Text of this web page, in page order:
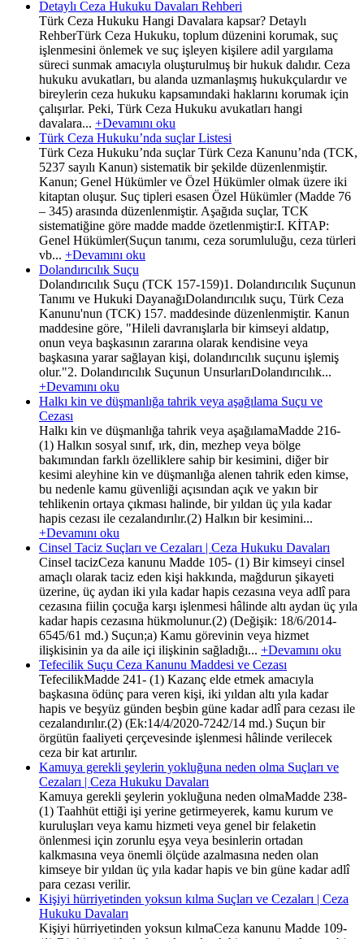
Detaylı Ceza Hukuku Davaları Rehberi
Türk Ceza Hukuku Hangi Davalara kapsar? Detaylı
RehberTürk Ceza Hukuku, toplum düzenini korumak, suç
işlenmesini önlemek ve suç işleyen kişilere adil yargılama
süreci sunmak amacıyla oluşturulmuş bir hukuk dalıdır. Ceza
hukuku avukatları, bu alanda uzmanlaşmış hukukçulardır ve
bireylerin ceza hukuku kapsamındaki haklarını korumak için
çalışırlar. Peki, Türk Ceza Hukuku avukatları hangi
davalara... +Devamını oku
Türk Ceza Hukuku’nda suçlar Listesi
Türk Ceza Hukuku’nda suçlar Türk Ceza Kanunu’nda (TCK,
5237 sayılı Kanun) sistematik bir şekilde düzenlenmiştir.
Kanun; Genel Hükümler ve Özel Hükümler olmak üzere iki
kitaptan oluşur. Suç tipleri esasen Özel Hükümler (Madde 76
– 345) arasında düzenlenmiştir. Aşağıda suçlar, TCK
sistematiğine göre madde madde özetlenmiştir:I. KİTAP:
Genel Hükümler(Suçun tanımı, ceza sorumluluğu, ceza türleri
vb... +Devamını oku
Dolandırıcılık Suçu
Dolandırıcılık Suçu (TCK 157-159)1. Dolandırıcılık Suçunun
Tanımı ve Hukuki DayanağıDolandırıcılık suçu, Türk Ceza
Kanunu'nun (TCK) 157. maddesinde düzenlenmiştir. Kanun
maddesine göre, "Hileli davranışlarla bir kimseyi aldatıp,
onun veya başkasının zararına olarak kendisine veya
başkasına yarar sağlayan kişi, dolandırıcılık suçunu işlemiş
olur."2. Dolandırıcılık Suçunun UnsurlarıDolandırıcılık...
+Devamını oku
Halkı kin ve düşmanlığa tahrik veya aşağılama Suçu ve
Cezası
Halkı kin ve düşmanlığa tahrik veya aşağılamaMadde 216-
(1) Halkın sosyal sınıf, ırk, din, mezhep veya bölge
bakımından farklı özelliklere sahip bir kesimini, diğer bir
kesimi aleyhine kin ve düşmanlığa alenen tahrik eden kimse,
bu nedenle kamu güvenliği açısından açık ve yakın bir
tehlikenin ortaya çıkması halinde, bir yıldan üç yıla kadar
hapis cezası ile cezalandırılır.(2) Halkın bir kesimini...
+Devamını oku
Cinsel Taciz Suçları ve Cezaları | Ceza Hukuku Davaları
Cinsel tacizCeza kanunu Madde 105- (1) Bir kimseyi cinsel
amaçlı olarak taciz eden kişi hakkında, mağdurun şikayeti
üzerine, üç aydan iki yıla kadar hapis cezasına veya adlî para
cezasına fiilin çocuğa karşı işlenmesi hâlinde altı aydan üç yıla
kadar hapis cezasına hükmolunur.(2) (Değişik: 18/6/2014-
6545/61 md.) Suçun;a) Kamu görevinin veya hizmet
ilişkisinin ya da aile içi ilişkinin sağladığı... +Devamını oku
Tefecilik Suçu Ceza Kanunu Maddesi ve Cezası
TefecilikMadde 241- (1) Kazanç elde etmek amacıyla
başkasına ödünç para veren kişi, iki yıldan altı yıla kadar
hapis ve beşyüz günden beşbin güne kadar adlî para cezası ile
cezalandırılır.(2) (Ek:14/4/2020-7242/14 md.) Suçun bir
örgütün faaliyeti çerçevesinde işlenmesi hâlinde verilecek
ceza bir kat artırılır.
Kamuya gerekli şeylerin yokluğuna neden olma Suçları ve
Cezaları | Ceza Hukuku Davaları
Kamuya gerekli şeylerin yokluğuna neden olmaMadde 238-
(1) Taahhüt ettiği işi yerine getirmeyerek, kamu kurum ve
kuruluşları veya kamu hizmeti veya genel bir felaketin
önlenmesi için zorunlu eşya veya besinlerin ortadan
kalkmasına veya önemli ölçüde azalmasına neden olan
kimseye bir yıldan üç yıla kadar hapis ve bin güne kadar adlî
para cezası verilir.
Kişiyi hürriyetinden yoksun kılma Suçları ve Cezaları | Ceza
Hukuku Davaları
Kişiyi hürriyetinden yoksun kılmaCeza kanunu Madde 109-